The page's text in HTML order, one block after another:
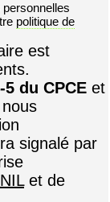
politique de
est
du CPCE et
signalé par
et de